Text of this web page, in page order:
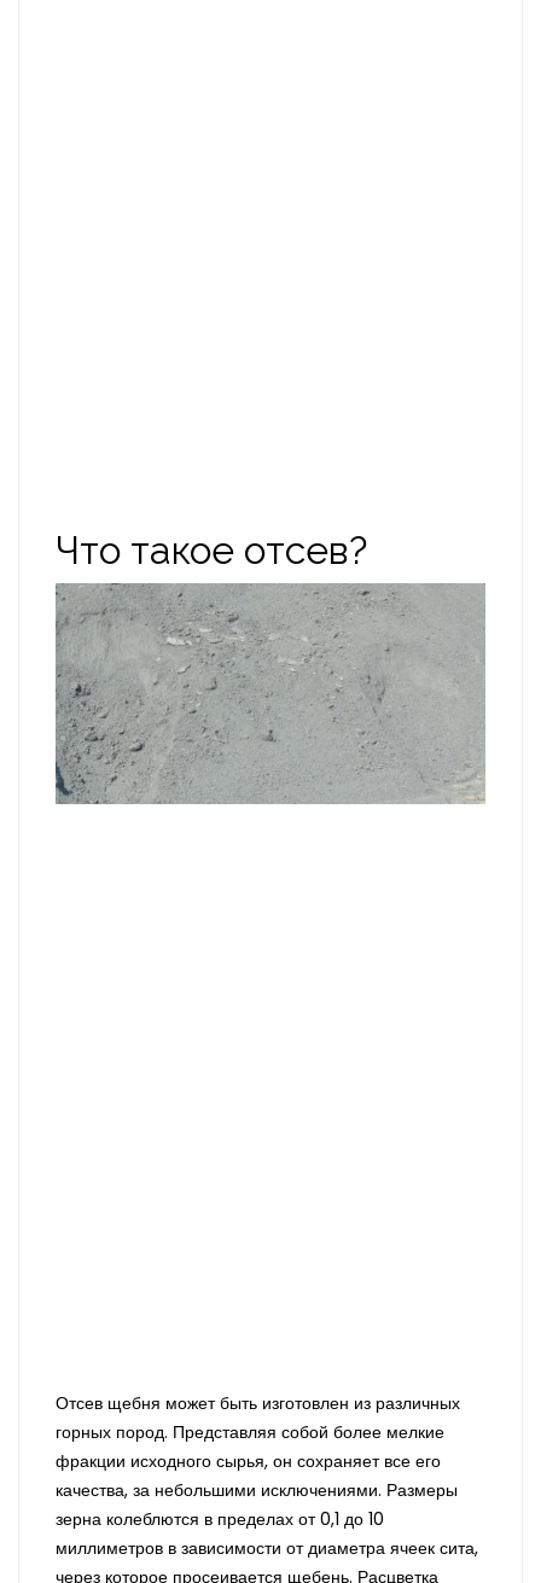
Что такое отсев?
Отсев щебня может быть изготовлен из различных
горных пород. Представляя собой более мелкие
фракции исходного сырья, он сохраняет все его
качества, за небольшими исключениями. Размеры
зерна колеблются в пределах от 0,1 до 10
миллиметров в зависимости от диаметра ячеек сита,
через которое просеивается щебень. Расцветка